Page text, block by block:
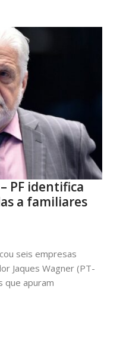
PF identifica
a familiares
seis empresas
Jaques Wagner (PT-
que apuram